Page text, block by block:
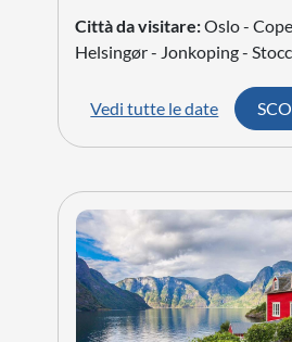
Città da visitare:Oslo -
Helsingør - Jonkoping -
Vedi tutte le date